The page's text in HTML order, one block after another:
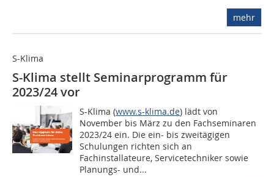
mehr
S-Klima
S-Klima stellt Seminarprogramm für
2023/24 vor
S-Klima (www.s-klima.de) lädt von
November bis März zu den Fachseminaren
2023/24 ein. Die ein- bis zweitägigen
Schulungen richten sich an
Fachinstallateure, Servicetechniker sowie
Planungs- und...